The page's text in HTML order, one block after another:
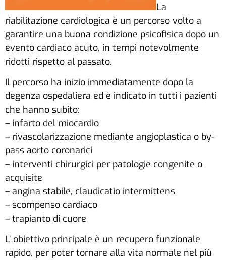
La
riabilitazione cardiologica è un percorso volto a
garantire una buona condizione psicofisica dopo un
evento cardiaco acuto, in tempi notevolmente
ridotti rispetto al passato.
Il percorso ha inizio immediatamente dopo la
degenza ospedaliera ed è indicato in tutti i pazienti
che hanno subito:
– infarto del miocardio
– rivascolarizzazione mediante angioplastica o by-
pass aorto coronarici
– interventi chirurgici per patologie congenite o
acquisite
– angina stabile, claudicatio intermittens
– scompenso cardiaco
– trapianto di cuore
L’ obiettivo principale è un recupero funzionale
rapido, per poter tornare alla vita normale nel più